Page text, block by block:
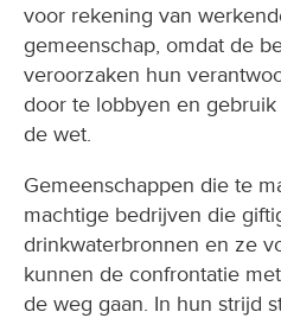
voor rekening van
gemeenschap, omdat de
veroorzaken hun
door te lobbyen en
de wet.
Gemeenschappen die te
machtige bedrijven die
drinkwaterbronnen en ze
kunnen de confrontatie
de weg gaan. In hun strijd